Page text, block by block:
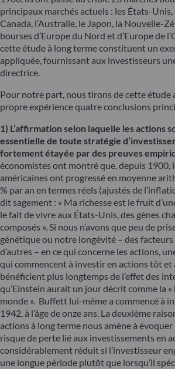
principaux marchés actuels : les États-
Canada, l’Australie, le Japon, la Nouvelle-
bourses d’Europe du Nord et d’Europe de
cette étude à long terme constituent un
appliquée, fournissant aux investisseurs
directrice.
Pour notre part, nous tirons de cette étude
propre expérience quatre conclusions
1) L’affirmation selon laquelle les actions
essentielle de toute stratégie
fortement étayée par des preuves
économistes ont montré que, depuis 1900,
américaines ont progressé en moyenne
% par an en termes réels (ajustés de
dit sagement : « Ma richesse est le fruit
le fait de vivre aux États-Unis, des gènes
composés ». Si nous n’avons que peu de
génétique ou notre longévité – des
d’autres – en ce qui concerne les actions,
qui commencent à investir en actions tôt et
bénéficient plus longtemps de l’effet des
qu’Einstein aurait un jour décrit comme la
monde ». Buffett lui-même a commencé à
1942, à l’âge de onze ans. La deuxième
actions à long terme nous amène à
risque de perte lié aux investissements en
considérablement réduit si l’investisseur
une longue période plutôt que lorsqu’il